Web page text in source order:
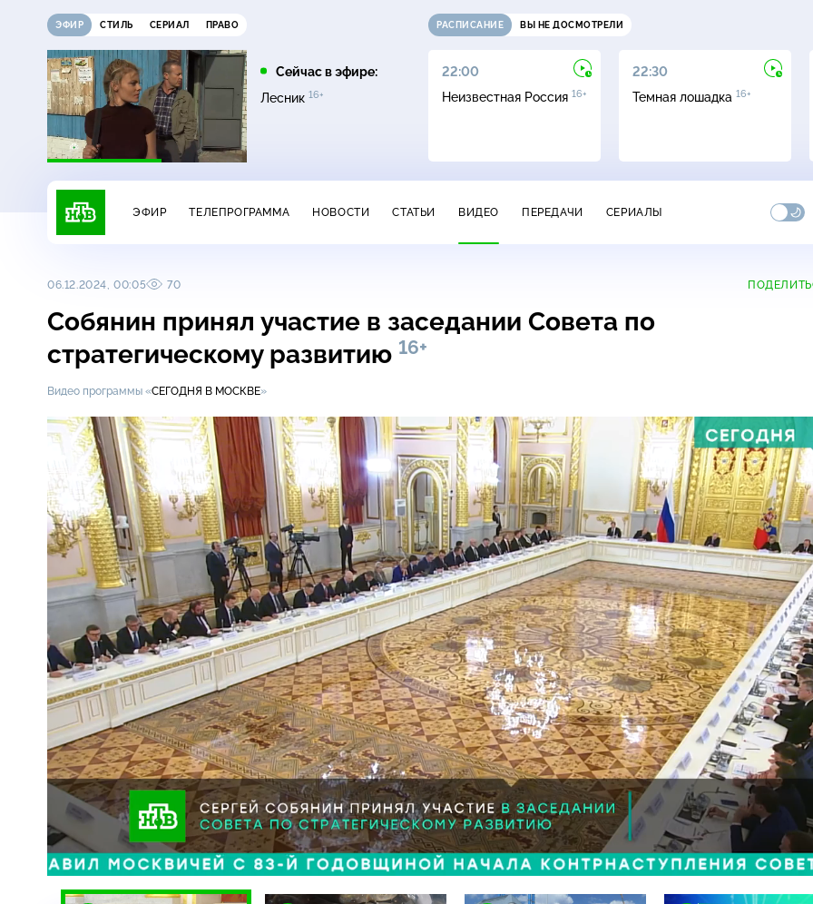
ЭФИР СТИЛЬ СЕРИАЛ ПРАВО
Сейчас в эфире:
Лесник 16+
РАСПИСАНИЕ ВЫ НЕ ДОСМОТРЕЛИ
21:15
Сегодня
21:30
Неизвестная Россия
22:00
Неизвестная Россия 16+
22:30
Темная лошадка 16+
ЭФИР ТЕЛЕПРОГРАММА НОВОСТИ СТАТЬИ ВИДЕО ПЕРЕДАЧИ СЕРИАЛЫ
06.12.2024, 00:05 70
Собянин принял участие в заседании Совета по
стратегическому развитию 16+
Видео программы «СЕГОДНЯ В МОСКВЕ»
/
Загрузка:
50.02%